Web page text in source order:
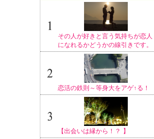
その人が好きと言う気持ちが恋人
になれるかどうかの線引きです。
恋活の鉄則～等身大をアゲ↑る！
【出会いは縁から！？ 】